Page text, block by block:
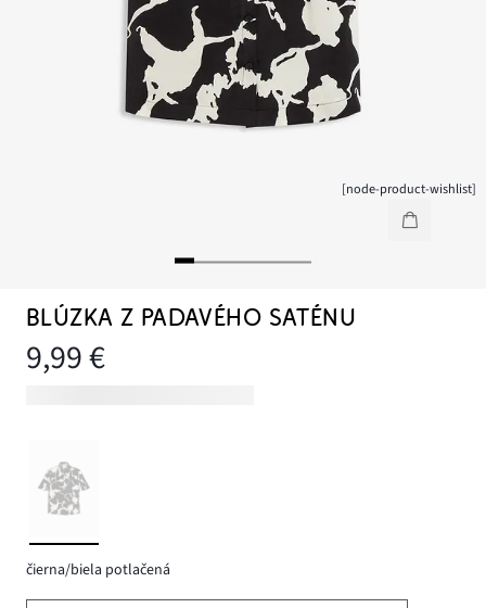
[node-product-wishlist]
BLÚZKA Z PADAVÉHO SATÉNU
9,99 €
čierna/biela potlačená